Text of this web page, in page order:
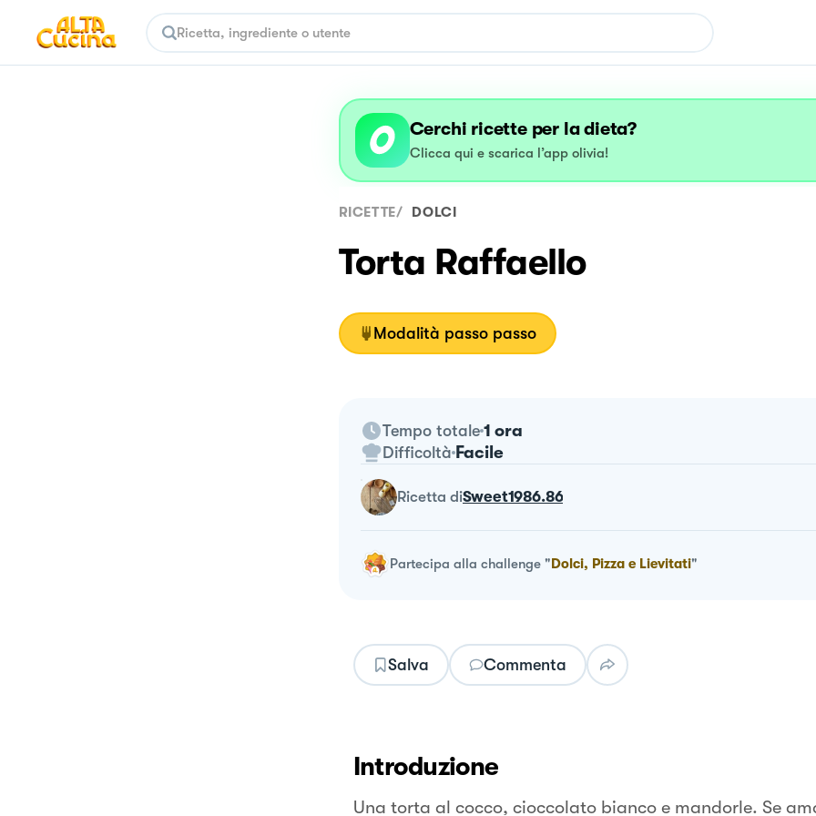
Cerchi ricette per la dieta?
Clicca qui e scarica l’app olivia!
RICETTE/ DOLCI
Torta Raffaello
Modalità passo passo
Tempo totale 1 ora
Difficoltà Facile
ricetta diSweet1986.86
Partecipa alla challenge"Dolci, Pizza e Lievitati"
Salva Commenta
Introduzione
Una torta al cocco, cioccolato bianco e mandorle. Se